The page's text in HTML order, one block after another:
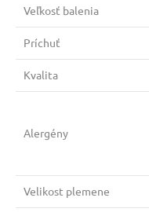
Veľkosť balenia
Príchuť
Kvalita
Alergény
Velikost plemene